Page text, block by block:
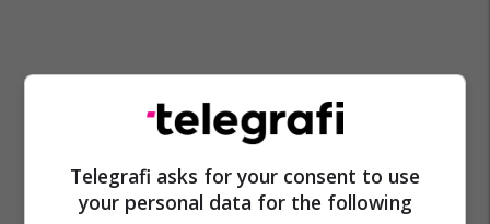
Telegrafi asks for your consent to use
your personal data for the following